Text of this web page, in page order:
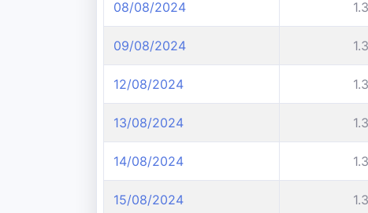
08/08/2024
09/08/2024
12/08/2024
13/08/2024
14/08/2024
15/08/2024